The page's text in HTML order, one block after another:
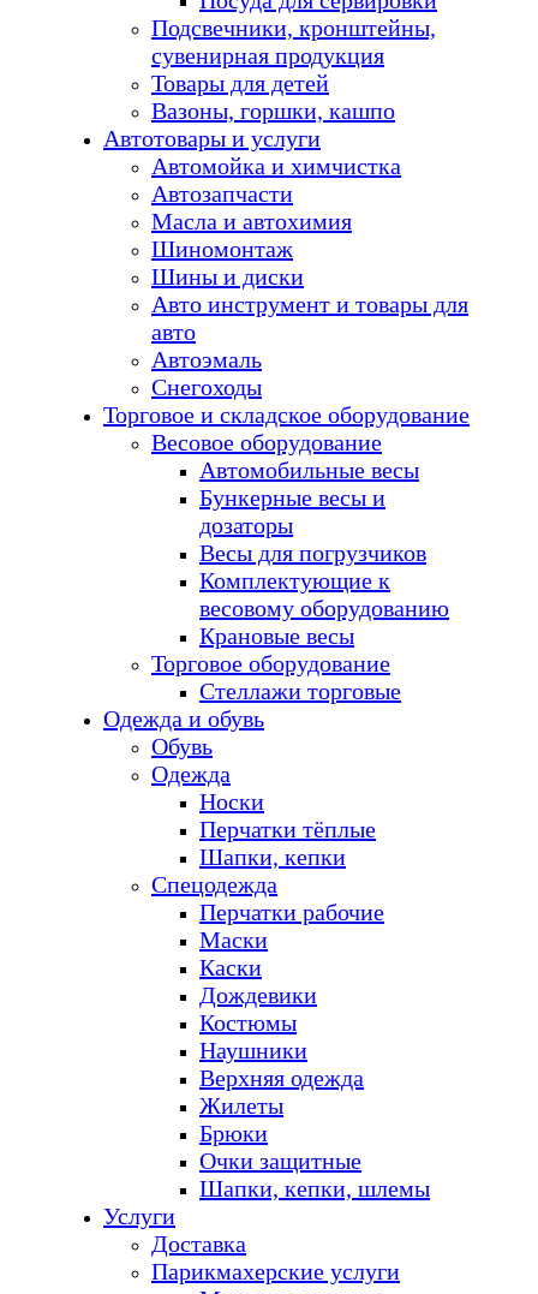
Подсвечники, кронштейны,
сувенирная продукция
Товары для детей
Вазоны, горшки, кашпо
Автотовары и услуги
Автомойка и химчистка
Автозапчасти
Масла и автохимия
Шиномонтаж
Шины и диски
Авто инструмент и товары для
авто
Автоэмаль
Снегоходы
Торговое и складское оборудование
Весовое оборудование
Автомобильные весы
Бункерные весы и
дозаторы
Весы для погрузчиков
Комплектующие к
весовому оборудованию
Крановые весы
Торговое оборудование
Стеллажи торговые
Одежда и обувь
Обувь
Одежда
Носки
Перчатки тёплые
Шапки, кепки
Спецодежда
Перчатки рабочие
Маски
Каски
Дождевики
Костюмы
Наушники
Верхняя одежда
Жилеты
Брюки
Очки защитные
Шапки, кепки, шлемы
Услуги
Доставка
Парикмахерские услуги